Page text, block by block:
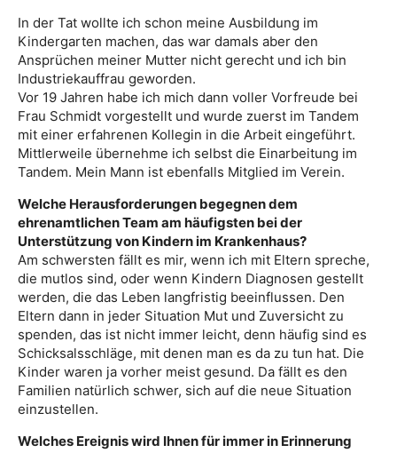
In der Tat wollte ich schon meine Ausbildung im
Kindergarten machen, das war damals aber den
Ansprüchen meiner Mutter nicht gerecht und ich bin
Industriekauffrau geworden.
Vor 19 Jahren habe ich mich dann voller Vorfreude bei
Frau Schmidt vorgestellt und wurde zuerst im Tandem
mit einer erfahrenen Kollegin in die Arbeit eingeführt.
Mittlerweile übernehme ich selbst die Einarbeitung im
Tandem. Mein Mann ist ebenfalls Mitglied im Verein.
Welche Herausforderungen begegnen dem
ehrenamtlichen Team am häufigsten bei der
Unterstützung von Kindern im Krankenhaus?
Am schwersten fällt es mir, wenn ich mit Eltern spreche,
die mutlos sind, oder wenn Kindern Diagnosen gestellt
werden, die das Leben langfristig beeinflussen. Den
Eltern dann in jeder Situation Mut und Zuversicht zu
spenden, das ist nicht immer leicht, denn häufig sind es
Schicksalsschläge, mit denen man es da zu tun hat. Die
Kinder waren ja vorher meist gesund. Da fällt es den
Familien natürlich schwer, sich auf die neue Situation
einzustellen.
Welches Ereignis wird Ihnen für immer in Erinnerung